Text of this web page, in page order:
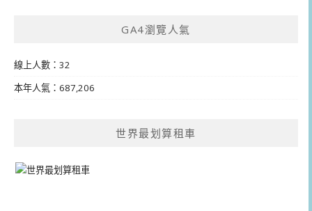
GA4瀏覽人氣
線上人數：32
本年人氣：687,206
世界最划算租車